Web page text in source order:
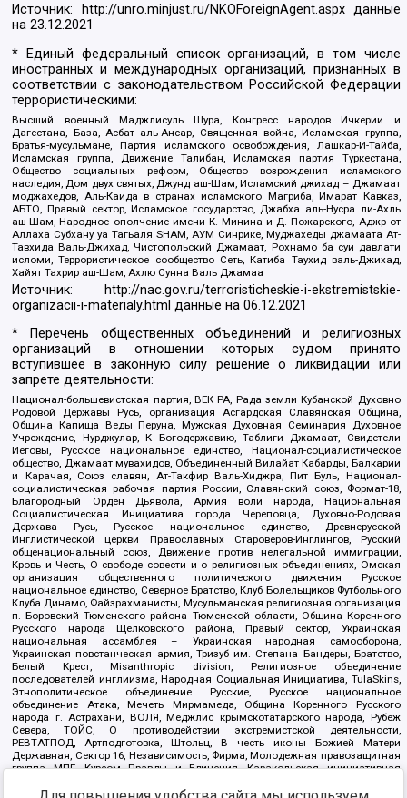
Источник: http://unro.minjust.ru/NKOForeignAgent.aspxданные
на23.12.2021
* Единый федеральный список организаций, в том числе
иностранных и международных организаций, признанных в
соответствии с законодательством Российской Федерации
террористическими:
Высший военный Маджлисуль Шура, Конгресс народов Ичкерии и
Дагестана, База, Асбат аль-Ансар, Священная война, Исламская группа,
Братья-мусульмане, Партия исламского освобождения, Лашкар-И-Тайба,
Исламская группа, Движение Талибан, Исламская партия Туркестана,
Общество социальных реформ, Общество возрождения исламского
наследия, Дом двух святых, Джунд аш-Шам, Исламский джихад – Джамаат
моджахедов, Аль-Каида в странах исламского Магриба, Имарат Кавказ,
АБТО, Правый сектор, Исламское государство, Джабха аль-Нусра ли-Ахль
аш-Шам, Народное ополчение имени К. Минина и Д. Пожарского, Аджр от
Аллаха Субхану уа Тагьаля SHAM, АУМ Синрике, Муджахеды джамаата Ат-
Тавхида Валь-Джихад, Чистопольский Джамаат, Рохнамо ба суи давлати
исломи, Террористическое сообщество Сеть, Катиба Таухид валь-Джихад,
Хайят Тахрир аш-Шам, Ахлю Сунна Валь Джамаа
Источник:
http://nac.gov.ru/terroristicheskie-i-ekstremistskie-
organizacii-i-materialy.html данные на06.12.2021
* Перечень общественных объединений и религиозных
организаций в отношении которых судом принято
вступившее в законную силу решение о ликвидации или
запрете деятельности:
Национал-большевистская партия, ВЕК РА, Рада земли Кубанской Духовно
Родовой Державы Русь, организация Асгардская Славянская Община,
Община Капища Веды Перуна, Мужская Духовная Семинария Духовное
Учреждение, Нурджулар, К Богодержавию, Таблиги Джамаат, Свидетели
Иеговы, Русское национальное единство, Национал-социалистическое
общество, Джамаат мувахидов, Объединенный Вилайат Кабарды, Балкарии
и Карачая, Союз славян, Ат-Такфир Валь-Хиджра, Пит Буль, Национал-
социалистическая рабочая партия России, Славянский союз, Формат-18,
Благородный Орден Дьявола, Армия воли народа, Национальная
Социалистическая Инициатива города Череповца, Духовно-Родовая
Держава Русь, Русское национальное единство, Древнерусской
Инглистической церкви Православных Староверов-Инглингов, Русский
общенациональный союз, Движение против нелегальной иммиграции,
Кровь и Честь, О свободе совести и о религиозных объединениях, Омская
организация общественного политического движения Русское
национальное единство, Северное Братство, Клуб Болельщиков Футбольного
Клуба Динамо, Файзрахманисты, Мусульманская религиозная организация
п. Боровский Тюменского района Тюменской области, Община Коренного
Русского народа Щелковского района, Правый сектор, Украинская
национальная ассамблея – Украинская народная самооборона,
Украинская повстанческая армия, Тризуб им. Степана Бандеры, Братство,
Белый Крест, Misanthropic division, Религиозное объединение
последователей инглиизма, Народная Социальная Инициатива, TulaSkins,
Этнополитическое объединение Русские, Русское национальное
объединение Атака, Мечеть Мирмамеда, Община Коренного Русского
народа г. Астрахани, ВОЛЯ, Меджлис крымскотатарского народа, Рубеж
Севера, ТОЙС, О противодействии экстремистской деятельности,
РЕВТАТПОД, Артподготовка, Штольц, В честь иконы Божией Матери
Державная, Сектор 16, Независимость, Фирма, Молодежная правозащитная
группа МПГ, Курсом Правды и Единения, Каракольская инициативная
Благотворительный пансионат Ак Умут, Русская республика Русь,